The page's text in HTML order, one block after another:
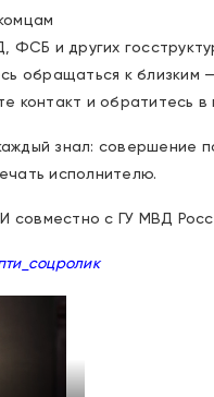
ФСБ и других
обращаться к
контакт и обратитесь в
знал: совершение
исполнителю.
совместно с ГУ МВД